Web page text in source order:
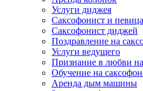
Услуги диджея
Саксофонист и певица
Саксофонист диджей
Поздравление на
Услуги ведущего
Признание в любви
Обучение на
Аренда дым машины